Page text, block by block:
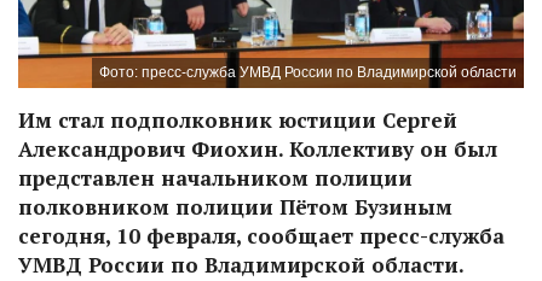
Фото: пресс-служба УМВД России по Владимирской области
Им стал подполковник юстиции Сергей
Александрович Фиохин. Коллективу он был
представлен начальником полиции
полковником полиции Пётом Бузиным
сегодня, 10 февраля, сообщает пресс-служба
УМВД России по Владимирской области.